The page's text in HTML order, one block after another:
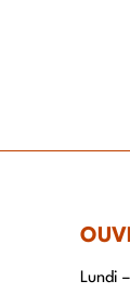
Lundi